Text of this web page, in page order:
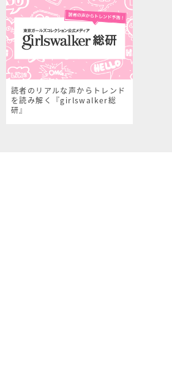
読者のリアルな声からトレンド
を読み解く『girlswalker総
研』